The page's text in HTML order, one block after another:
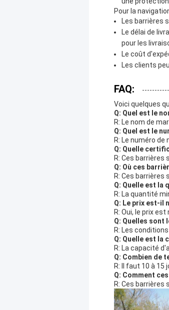
Pour la
Les barrières
Le délai de
pour les
Le coût
Les clients
FAQ:
Voici quelques
Q: Quel est le
R: Le nom de
Q: Quel est le
R: Le numéro
Q: Quelle
R: Ces barrières
Q: Où ces
R: Ces barrières
Q: Quelle est la
R: La quantité
Q: Le prix est-il
R: Oui, le prix est
Q: Quelles sont
R: Les
Q: Quelle est la
R: La capacité
Q: Combien de
R: Il faut 10 à
Q: Comment
R: Ces